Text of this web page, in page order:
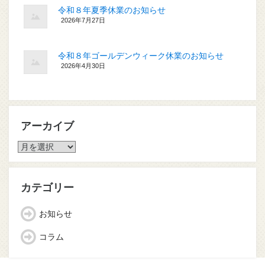
令和８年夏季休業のお知らせ
2026年7月27日
令和８年ゴールデンウィーク休業のお知らせ
2026年4月30日
アーカイブ
ア
カ
ブ
カテゴリー
お知らせ
コラム